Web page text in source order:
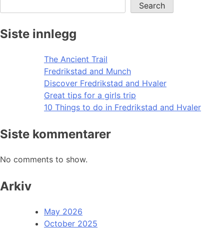
Search
Siste innlegg
The Ancient Trail
Fredrikstad and Munch
Discover Fredrikstad and Hvaler
Great tips for a girls trip
10 Things to do in Fredrikstad and Hvaler
Siste kommentarer
No comments to show.
Arkiv
May 2026
October 2025